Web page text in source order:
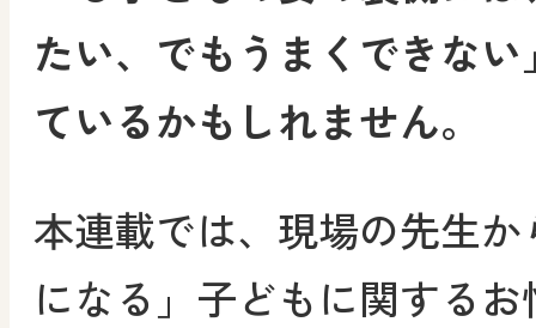
たい、でもうまくできな
ているかもしれません。
本連載では、現場の先生
になる」子どもに関する